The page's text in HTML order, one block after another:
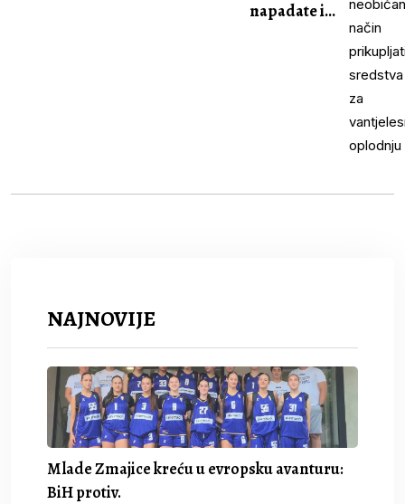
napadate i...
NAJNOVIJE
Mlade Zmajice kreću u evropsku avanturu:
BiH protiv.